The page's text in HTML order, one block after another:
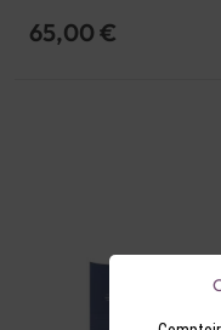
65,00 €